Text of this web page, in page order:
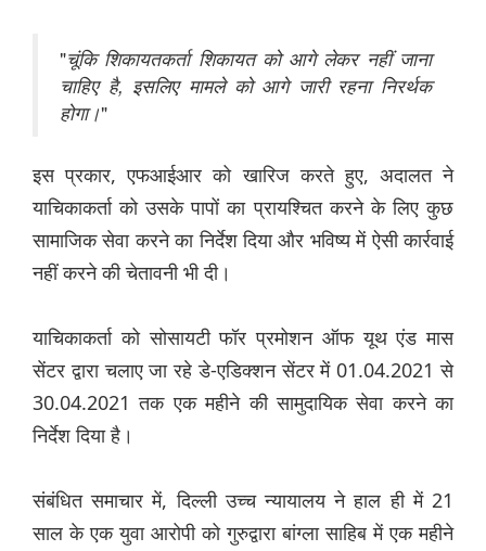
"चूंकि शिकायतकर्ता शिकायत को आगे लेकर नहीं जाना
चाहिए है, इसलिए मामले को आगे जारी रहना निरर्थक
होगा।"
इस प्रकार, एफआईआर को खारिज करते हुए, अदालत ने
याचिकाकर्ता को उसके पापों का प्रायश्चित करने के लिए कुछ
सामाजिक सेवा करने का निर्देश दिया और भविष्य में ऐसी कार्रवाई
नहीं करने की चेतावनी भी दी।
याचिकाकर्ता को सोसायटी फॉर प्रमोशन ऑफ यूथ एंड मास
सेंटर द्वारा चलाए जा रहे डे-एडिक्शन सेंटर में 01.04.2021 से
30.04.2021 तक एक महीने की सामुदायिक सेवा करने का
निर्देश दिया है।
संबंधित समाचार में, दिल्ली उच्च न्यायालय ने हाल ही में 21
साल के एक युवा आरोपी को गुरुद्वारा बांग्ला साहिब में एक महीने